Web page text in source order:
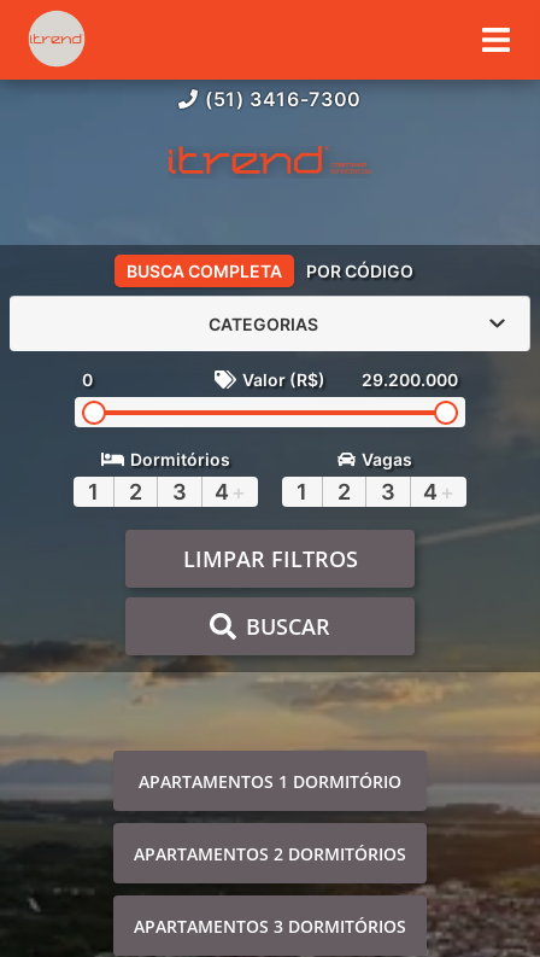
(51) 3416-7300
BUSCA COMPLETA POR CÓDIGO
CATEGORIAS
0 Valor (R$) 29.200.000
Dormitórios
1 2 3 4 +
Vagas
1 2 3 4 +
LIMPAR FILTROS
BUSCAR
APARTAMENTOS 1 DORMITÓRIO
APARTAMENTOS 2 DORMITÓRIOS
APARTAMENTOS 3 DORMITÓRIOS